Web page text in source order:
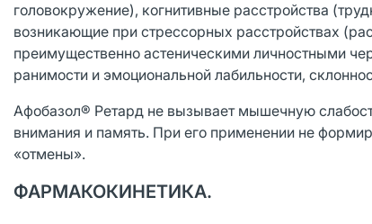
головокружение), когнитивные расстройства
возникающие при стрессорных расстройствах
преимущественно астеническими личностными
ранимости и эмоциональной лабильности,
Афобазол® Ретард не вызывает мышечную
внимания и память. При его применении не
«отмены».
ФАРМАКОКИНЕТИКА.